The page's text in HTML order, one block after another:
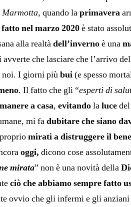
, quando laprimavera
fatto nel marzo 2020è stato
alla realtàdell’invernoè una
avverte che lasciare che l’arrivo
noi. I giorni piùbui(e spesso
. Il fatto che gli “esperti di
a casa,evitandolaluce
mi fadubitare che siano
mirati a distruggere il
oggi, dicono cose
mirata” non è una novità della
ciò che abbiamo sempre fatto
ovvio che gli infermi e gli